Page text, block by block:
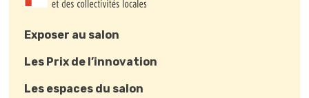
Exposer au salon
Les Prix de l’innovation
Les espaces du salon